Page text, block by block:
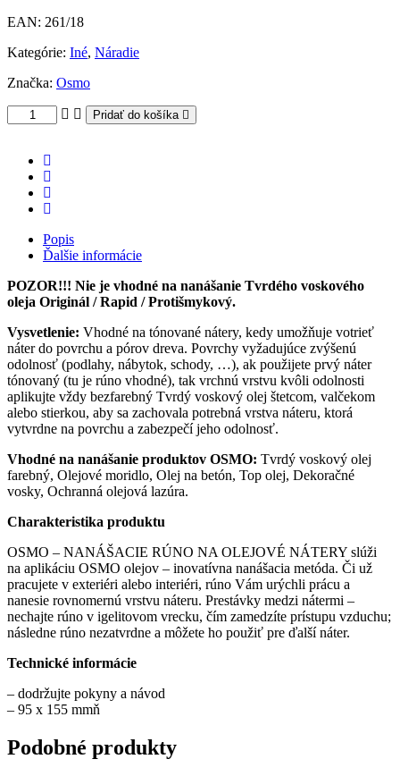
EAN: 261/18
Kategórie: Iné, Náradie
Značka: Osmo
Pridať do košíka
Popis
Ďalšie informácie
POZOR!!! Nie je vhodné na nanášanie Tvrdého voskového
oleja Originál / Rapid / Protišmykový.
Vysvetlenie: Vhodné na tónované nátery, kedy umožňuje votrieť
náter do povrchu a pórov dreva. Povrchy vyžadujúce zvýšenú
odolnosť (podlahy, nábytok, schody, …), ak použijete prvý náter
tónovaný (tu je rúno vhodné), tak vrchnú vrstvu kvôli odolnosti
aplikujte vždy bezfarebný Tvrdý voskový olej štetcom, valčekom
alebo stierkou, aby sa zachovala potrebná vrstva náteru, ktorá
vytvrdne na povrchu a zabezpečí jeho odolnosť.
Vhodné na nanášanie produktov OSMO: Tvrdý voskový olej
farebný, Olejové moridlo, Olej na betón, Top olej, Dekoračné
vosky, Ochranná olejová lazúra.
Charakteristika produktu
OSMO – NANÁŠACIE RÚNO NA OLEJOVÉ NÁTERY slúži
na aplikáciu OSMO olejov – inovatívna nanášacia metóda. Či už
pracujete v exteriéri alebo interiéri, rúno Vám urýchli prácu a
nanesie rovnomernú vrstvu náteru. Prestávky medzi nátermi –
nechajte rúno v igelitovom vrecku, čím zamedzíte prístupu vzduchu;
následne rúno nezatvrdne a môžete ho použiť pre ďalší náter.
Technické informácie
– dodržujte pokyny a návod
– 95 x 155 mmň
Podobné produkty